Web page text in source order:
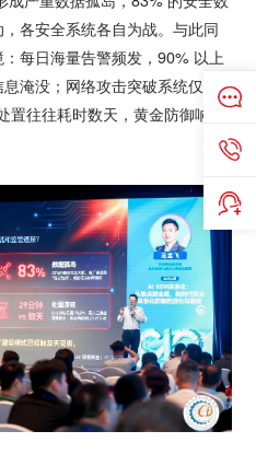
各安全系统各自为战。与此同
每日海量告警频发，90% 以上
淹没；网络攻击突破系统仅需
置往往耗时数天，黄金防御响应